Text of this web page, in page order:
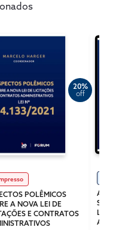
20%
off
POLÊMICOS
A NOVA LEI DE
E CONTRATOS